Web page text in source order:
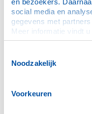
en bezoekers.
social media en
gegevens met
Meer informatie vindt u
Noodzakelijk
Voorkeuren
N.B. De